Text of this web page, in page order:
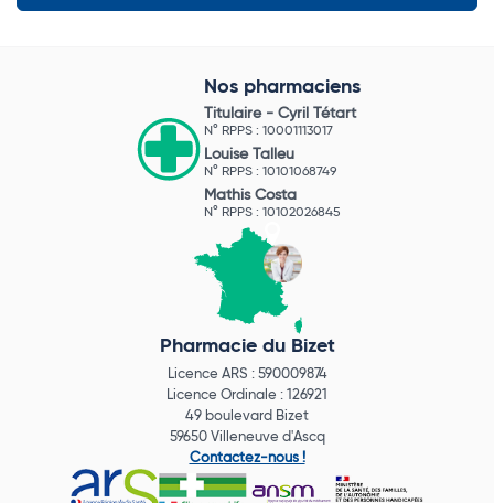
Nos pharmaciens
Titulaire - Cyril Tétart
N° RPPS : 10001113017
Louise Talleu
N° RPPS : 10101068749
Mathis Costa
N° RPPS : 10102026845
Pharmacie du Bizet
Licence ARS : 590009874
Licence Ordinale : 126921
49 boulevard Bizet
59650 Villeneuve d'Ascq
Contactez-nous !